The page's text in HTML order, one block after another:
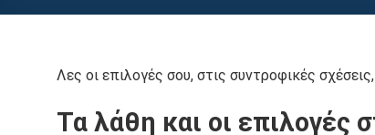
Λες οι επιλογές σου, στις συντροφικές
Τα λάθη και οι επιλογές